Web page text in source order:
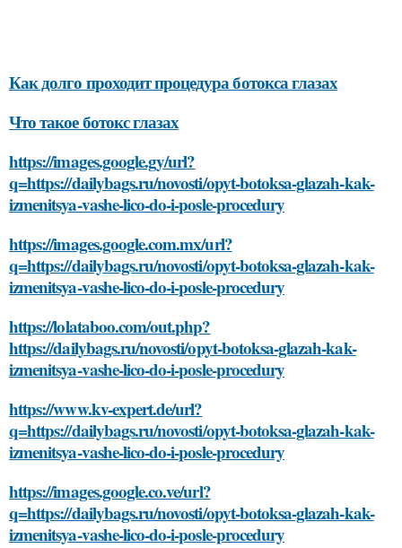
Как долго проходит процедура ботокса глазах
Что такое ботокс глазах
https://images.google.gy/url?
q=https://dailybags.ru/novosti/opyt-botoksa-glazah-kak-
izmenitsya-vashe-lico-do-i-posle-procedury
https://images.google.com.mx/url?
q=https://dailybags.ru/novosti/opyt-botoksa-glazah-kak-
izmenitsya-vashe-lico-do-i-posle-procedury
https://lolataboo.com/out.php?
https://dailybags.ru/novosti/opyt-botoksa-glazah-kak-
izmenitsya-vashe-lico-do-i-posle-procedury
https://www.kv-expert.de/url?
q=https://dailybags.ru/novosti/opyt-botoksa-glazah-kak-
izmenitsya-vashe-lico-do-i-posle-procedury
https://images.google.co.ve/url?
q=https://dailybags.ru/novosti/opyt-botoksa-glazah-kak-
izmenitsya-vashe-lico-do-i-posle-procedury